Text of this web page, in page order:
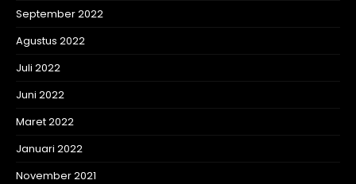
September 2022
Agustus 2022
Juli 2022
Juni 2022
Maret 2022
Januari 2022
November 2021